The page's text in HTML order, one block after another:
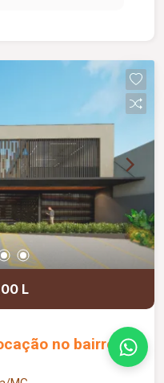
as operações do
e uma excelente
para
impulsionar o
L
no bairro